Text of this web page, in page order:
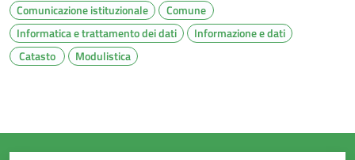
Comunicazione istituzionale
Comune
Informatica e trattamento dei dati
Informazione e dati
Catasto
Modulistica